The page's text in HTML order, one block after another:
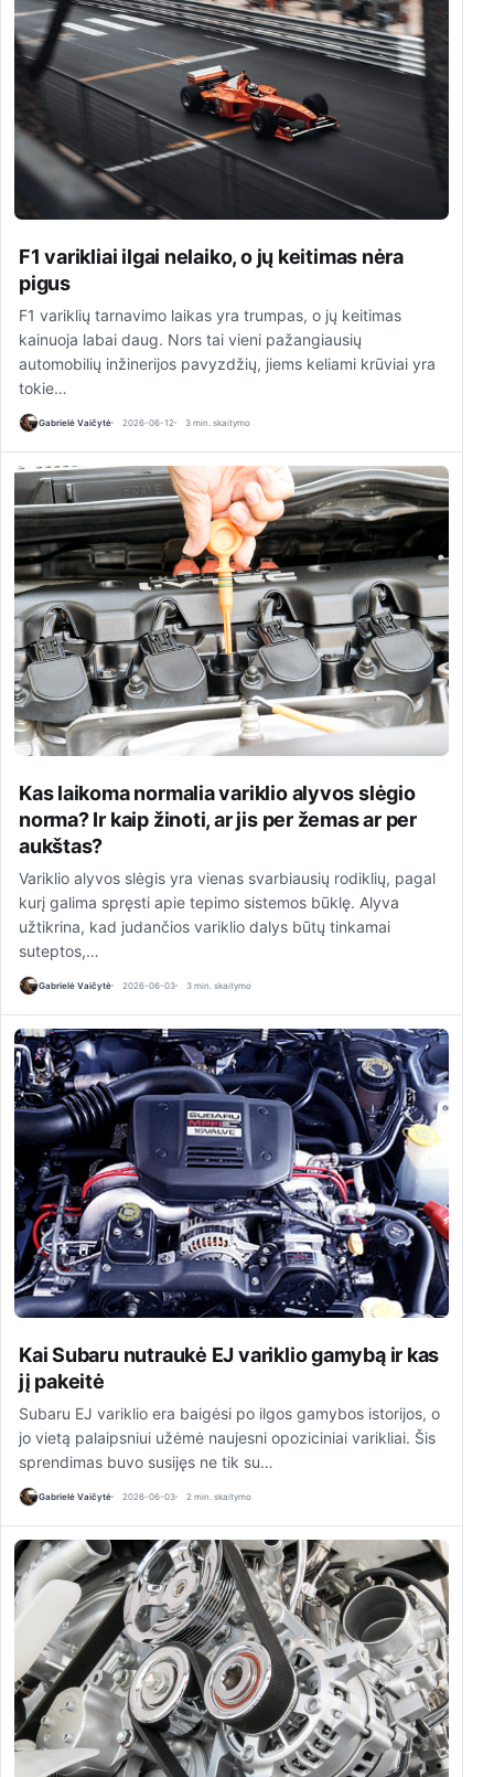
F1 varikliai ilgai nelaiko, o jų keitimas nėra
pigus
F1 variklių tarnavimo laikas yra trumpas, o jų keitimas
kainuoja labai daug. Nors tai vieni pažangiausių
automobilių inžinerijos pavyzdžių, jiems keliami krūviai yra
tokie…
Gabrielė Vaičytė 2026-06-12 3 min. skaitymo
Kas laikoma normalia variklio alyvos slėgio
norma? Ir kaip žinoti, ar jis per žemas ar per
aukštas?
Variklio alyvos slėgis yra vienas svarbiausių rodiklių, pagal
kurį galima spręsti apie tepimo sistemos būklę. Alyva
užtikrina, kad judančios variklio dalys būtų tinkamai
suteptos,…
Gabrielė Vaičytė 2026-06-03 3 min. skaitymo
Kai Subaru nutraukė EJ variklio gamybą ir kas
jį pakeitė
Subaru EJ variklio era baigėsi po ilgos gamybos istorijos, o
jo vietą palaipsniui užėmė naujesni opoziciniai varikliai. Šis
sprendimas buvo susijęs ne tik su…
Gabrielė Vaičytė 2026-06-03 2 min. skaitymo